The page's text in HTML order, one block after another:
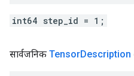
int64 step_id = 1;
सार्वजनिक TensorDescription